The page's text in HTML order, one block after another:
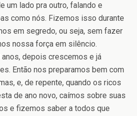
um lado pra outro, falando e
como nós. Fizemos isso durante
em segredo, ou seja, sem fazer
nossa força em silêncio.
depois crescemos e já
Então nos preparamos bem com
e, de repente, quando os ricos
de ano novo, caímos sobre suas
e fizemos saber a todos que